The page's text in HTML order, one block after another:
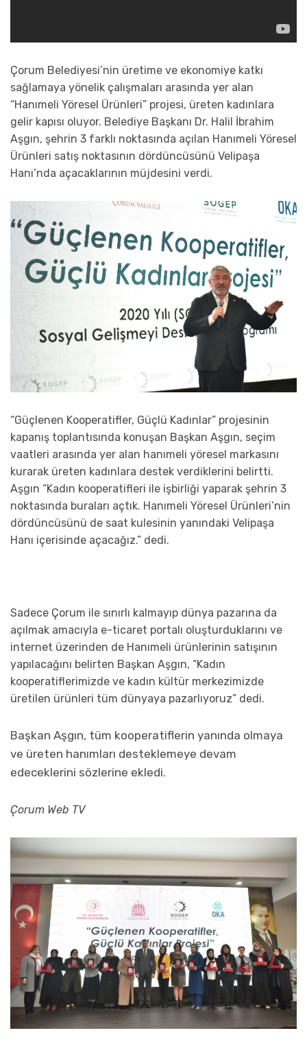
Çorum Belediyesi’nin üretime ve ekonomiye katkı
sağlamaya yönelik çalışmaları arasında yer alan
“Hanımeli Yöresel Ürünleri” projesi, üreten kadınlara
gelir kapısı oluyor. Belediye Başkanı Dr. Halil İbrahim
Aşgın, şehrin 3 farklı noktasında açılan Hanımeli Yöresel
Ürünleri satış noktasının dördüncüsünü Velipaşa
Hanı’nda açacaklarının müjdesini verdi.
“Güçlenen Kooperatifler, Güçlü Kadınlar” projesinin
kapanış toplantısında konuşan Başkan Aşgın, seçim
vaatleri arasında yer alan hanımeli yöresel markasını
kurarak üreten kadınlara destek verdiklerini belirtti.
Aşgın “Kadın kooperatifleri ile işbirliği yaparak şehrin 3
noktasında buraları açtık. Hanımeli Yöresel Ürünleri’nin
dördüncüsünü de saat kulesinin yanındaki Velipaşa
Hanı içerisinde açacağız.” dedi.
Sadece Çorum ile sınırlı kalmayıp dünya pazarına da
açılmak amacıyla e-ticaret portalı oluşturduklarını ve
internet üzerinden de Hanımeli ürünlerinin satışının
yapılacağını belirten Başkan Aşgın, “Kadın
kooperatiflerimizde ve kadın kültür merkezimizde
üretilen ürünleri tüm dünyaya pazarlıyoruz” dedi.
Başkan Aşgın, tüm kooperatiflerin yanında olmaya
ve üreten hanımları desteklemeye devam
edeceklerini sözlerine ekledi.
Çorum Web TV